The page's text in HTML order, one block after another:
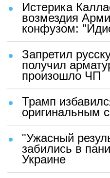
Истерика
возмездия
конфузом:
Запретил
получил
произошло ЧП
Трамп
оригинальным
"Ужасный
забились в
Украине